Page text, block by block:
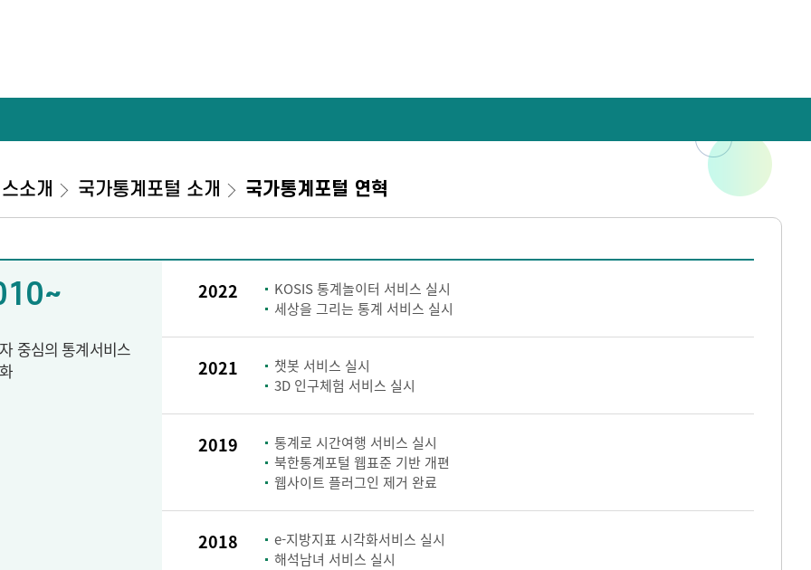
소개 국가통계포털 소개 국가통계포털 연혁
중심의 통계서비스
2022
KOSIS 통계놀이터 서비스 실시
세상을 그리는 통계 서비스 실시
2021
챗봇 서비스 실시
3D 인구체험 서비스 실시
2019
통계로 시간여행 서비스 실시
북한통계포털 웹표준 기반 개편
웹사이트 플러그인 제거 완료
2018
e-지방지표 시각화서비스 실시
해석남녀 서비스 실시